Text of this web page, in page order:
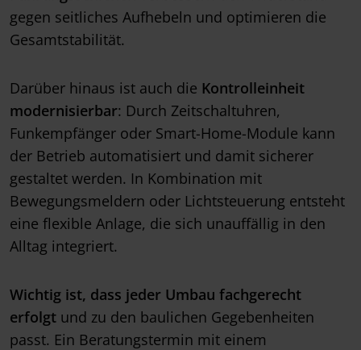
gegen seitliches Aufhebeln und optimieren die
Gesamtstabilität.
Darüber hinaus ist auch die Kontrolleinheit
modernisierbar: Durch Zeitschaltuhren,
Funkempfänger oder Smart-Home-Module kann
der Betrieb automatisiert und damit sicherer
gestaltet werden. In Kombination mit
Bewegungsmeldern oder Lichtsteuerung entsteht
eine flexible Anlage, die sich unauffällig in den
Alltag integriert.
Wichtig ist, dass jeder Umbau fachgerecht
erfolgt und zu den baulichen Gegebenheiten
passt. Ein Beratungstermin mit einem